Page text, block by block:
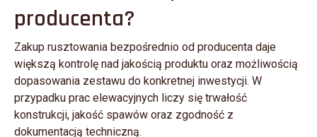
producenta?
Zakup rusztowania bezpośrednio od producenta daje
większą kontrolę nad jakością produktu oraz możliwością
dopasowania zestawu do konkretnej inwestycji. W
przypadku prac elewacyjnych liczy się trwałość
konstrukcji, jakość spawów oraz zgodność z
dokumentacją techniczną.